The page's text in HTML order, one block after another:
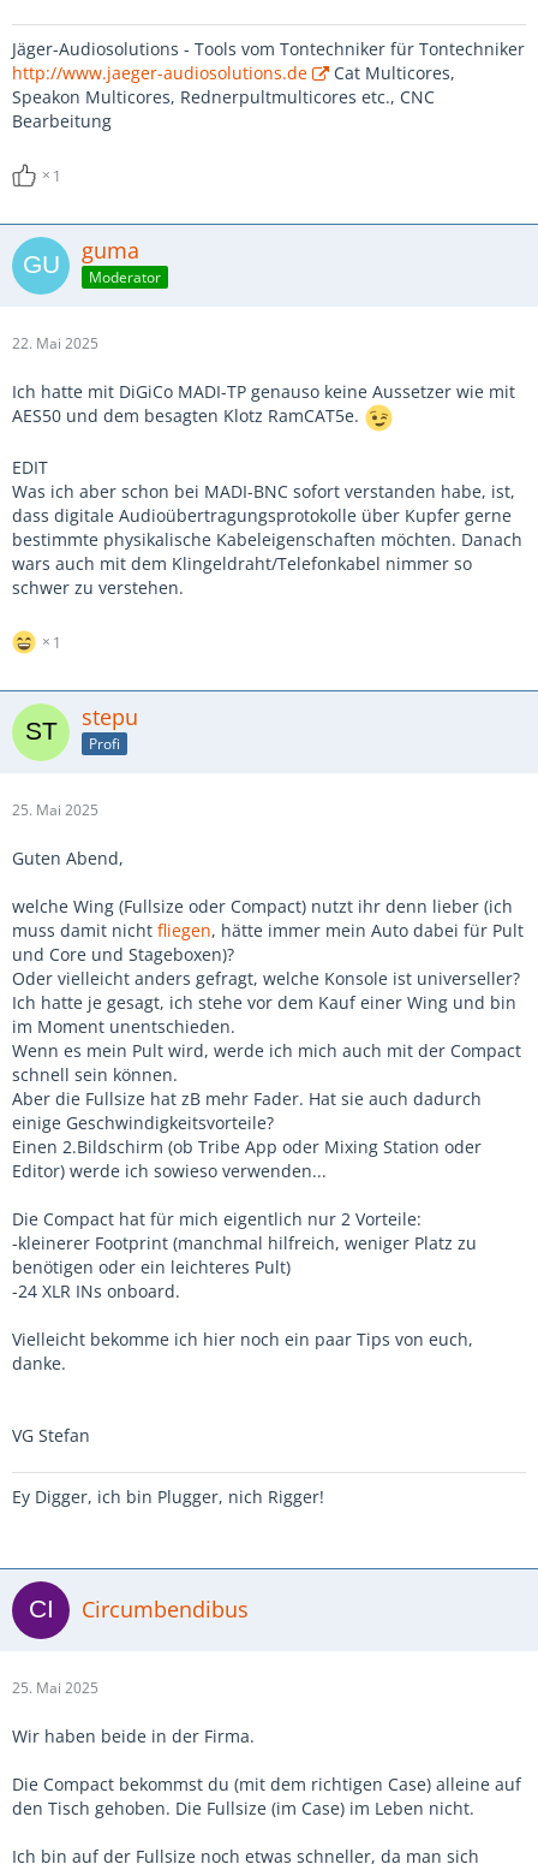
Jäger-Audiosolutions - Tools vom Tontechniker für Tontechniker
http://www.jaeger-audiosolutions.de
Cat Multicores,
Speakon Multicores, Rednerpultmulticores etc., CNC
Bearbeitung
1
guma
Moderator
22. Mai 2025
Ich hatte mit DiGiCo MADI-TP genauso keine Aussetzer wie mit
AES50 und dem besagten Klotz RamCAT5e.
EDIT
Was ich aber schon bei MADI-BNC sofort verstanden habe, ist,
dass digitale Audioübertragungsprotokolle über Kupfer gerne
bestimmte physikalische Kabeleigenschaften möchten. Danach
wars auch mit dem Klingeldraht/Telefonkabel nimmer so
schwer zu verstehen.
1
stepu
Profi
25. Mai 2025
Guten Abend,
welche Wing (Fullsize oder Compact) nutzt ihr denn lieber (ich
muss damit nicht fliegen, hätte immer mein Auto dabei für Pult
und Core und Stageboxen)?
Oder vielleicht anders gefragt, welche Konsole ist universeller?
Ich hatte je gesagt, ich stehe vor dem Kauf einer Wing und bin
im Moment unentschieden.
Wenn es mein Pult wird, werde ich mich auch mit der Compact
schnell sein können.
Aber die Fullsize hat zB mehr Fader. Hat sie auch dadurch
einige Geschwindigkeitsvorteile?
Einen 2.Bildschirm (ob Tribe App oder Mixing Station oder
Editor) werde ich sowieso verwenden...
Die Compact hat für mich eigentlich nur 2 Vorteile:
-kleinerer Footprint (manchmal hilfreich, weniger Platz zu
benötigen oder ein leichteres Pult)
-24 XLR INs onboard.
Vielleicht bekomme ich hier noch ein paar Tips von euch,
danke.
VG Stefan
Ey Digger, ich bin Plugger, nich Rigger!
Circumbendibus
25. Mai 2025
Wir haben beide in der Firma.
Die Compact bekommst du (mit dem richtigen Case) alleine auf
den Tisch gehoben. Die Fullsize (im Case) im Leben nicht.
Ich bin auf der Fullsize noch etwas schneller, da man sich